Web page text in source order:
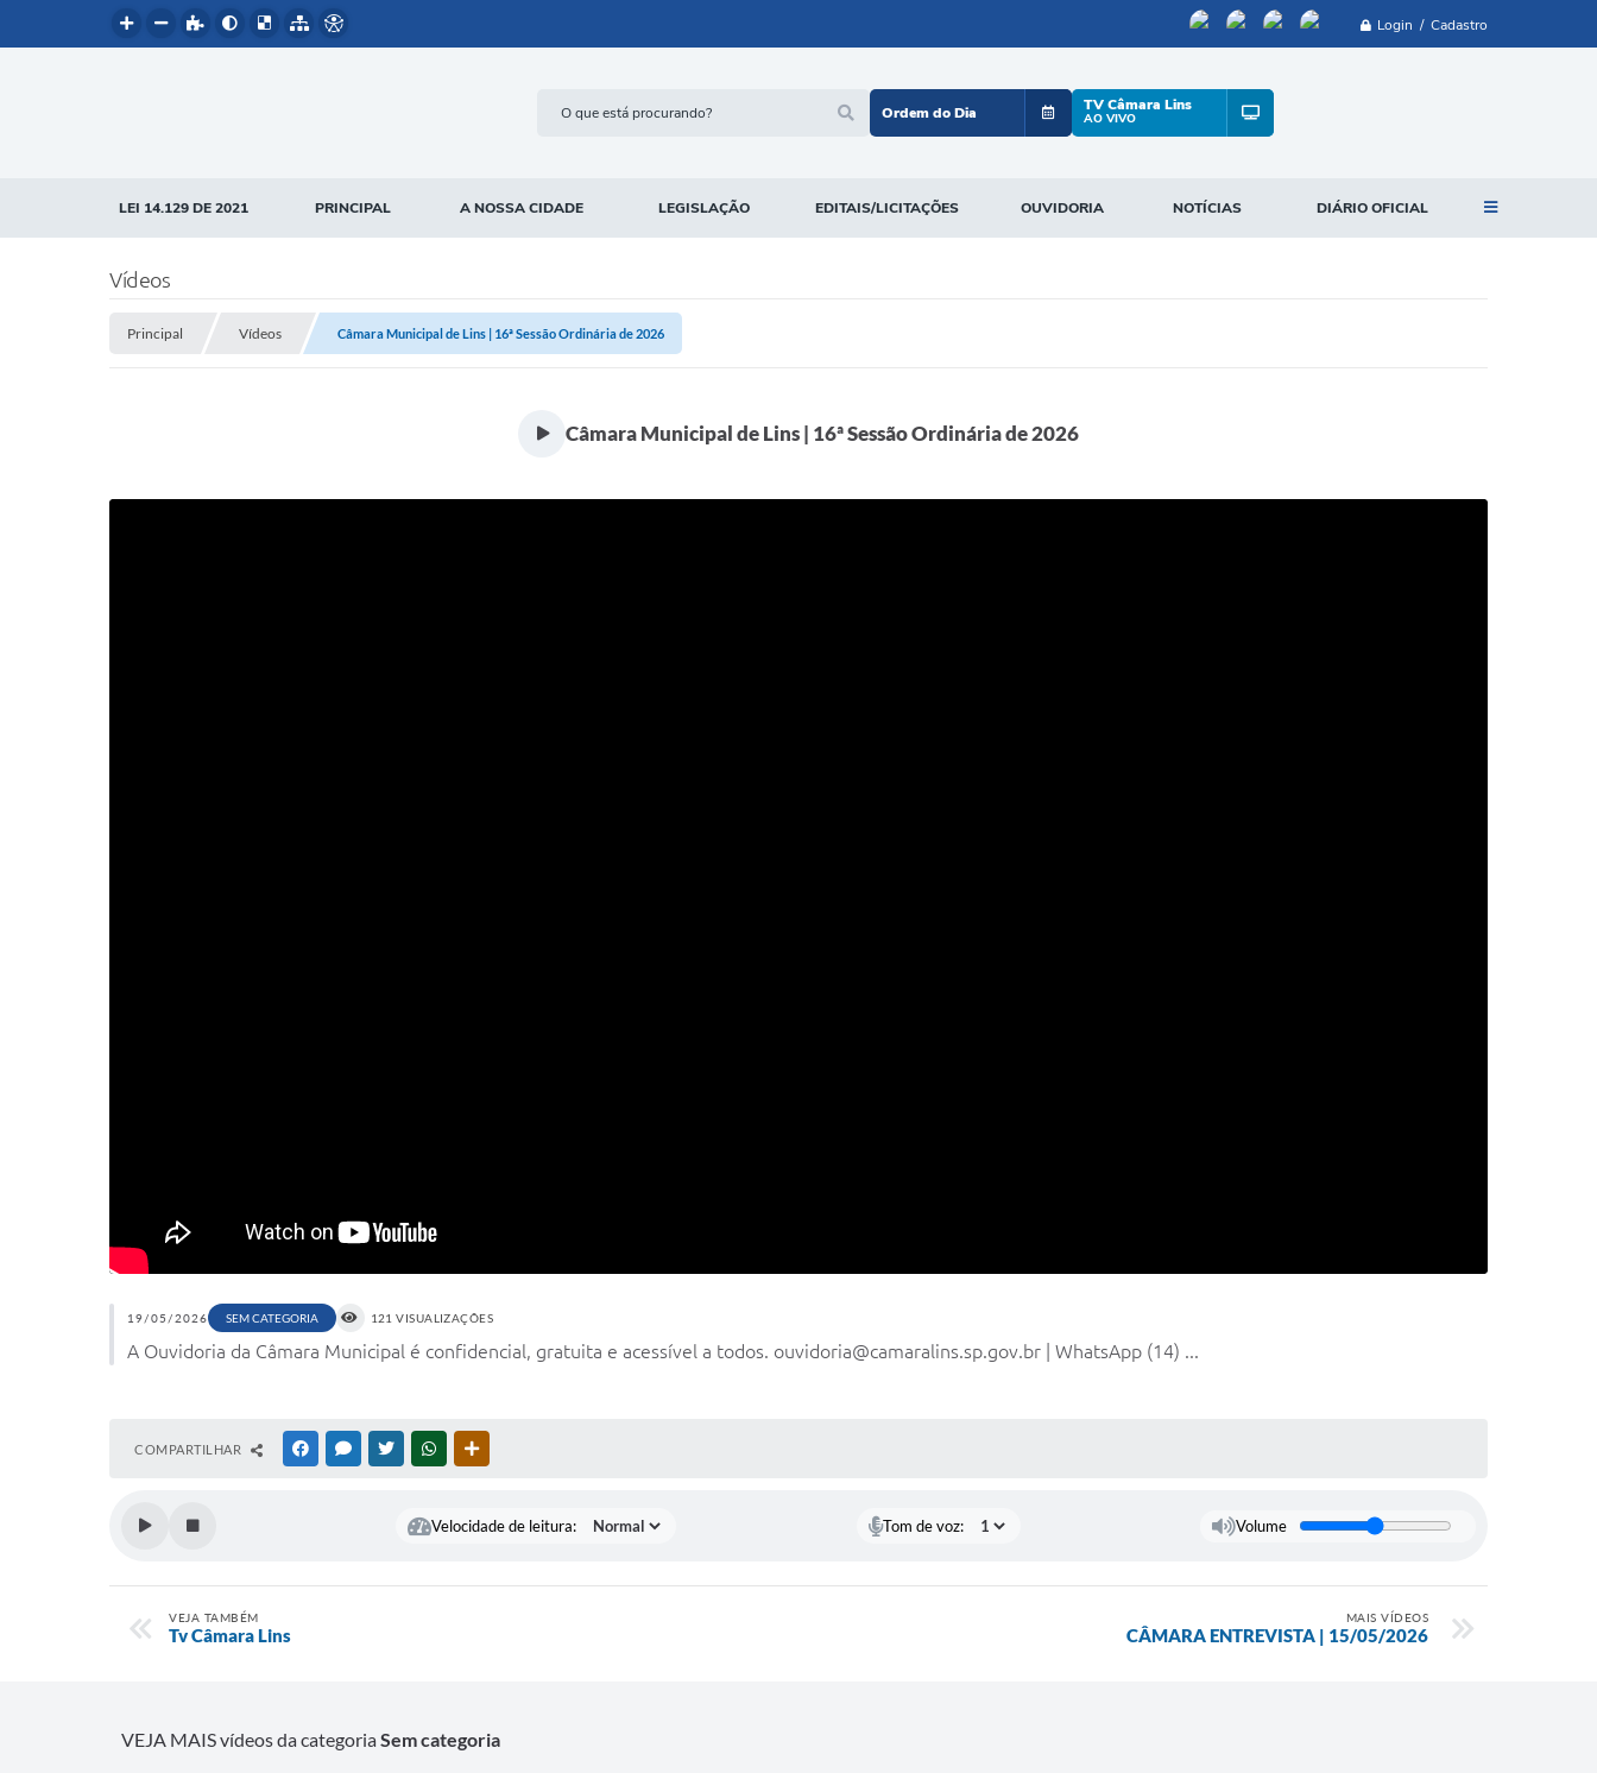
Login / Cadastro
Ordem do Dia TV Câmara Lins
AO VIVO
LEI 14.129 DE 2021 PRINCIPAL A NOSSA CIDADE LEGISLAÇÃO EDITAIS/LICITAÇÕES OUVIDORIA NOTÍCIAS DIÁRIO OFICIAL
Vídeos
Principal Vídeos Câmara Municipal de Lins | 16ª Sessão Ordinária de 2026
Câmara Municipal de Lins | 16ª Sessão Ordinária de 2026
19/05/2026 SEM CATEGORIA 121 VISUALIZAÇÕES
A Ouvidoria da Câmara Municipal é confidencial, gratuita e acessível a todos. ouvidoria@camaralins.sp.gov.br | WhatsApp (14) ...
COMPARTILHAR FACEBOOKMESSENGER
TWITTERWHATSAPP
Velocidade de leitura: Tom de voz: Volume
VEJA TAMBÉM
Tv Câmara Lins
MAIS VÍDEOS
CÂMARA ENTREVISTA | 15/05/2026
VEJA MAIS vídeos da categoriaSem categoria